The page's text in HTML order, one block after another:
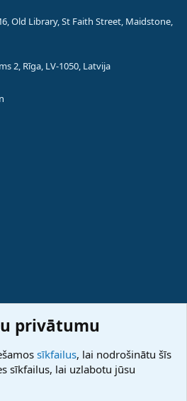
Old Library, St Faith Street, Maidstone,
2, Rīga, LV-1050, Latvija
privātumu
sīkfailus, lai nodrošinātu šīs
sīkfailus, lai uzlabotu jūsu